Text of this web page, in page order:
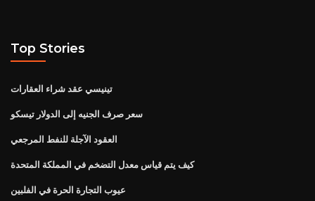
Top Stories
تينيسي عقد شراء العقارات
سعر صرف الجنيه إلى الدولار تيسكو
العقود الآجلة للنفط المرجعي
كيف يتم قياس معدل التضخم في المملكة المتحدة
عيوب التجارة الحرة في الفلبين